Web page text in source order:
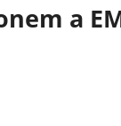
a